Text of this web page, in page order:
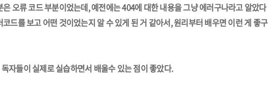
오류 코드 부분이었는데, 예전에는 404에 대한 내용을 그냥 에러구나라고 알았다
드를 보고 어떤 것이었는지 알 수 있게 된 거 같아서, 원리부터 배우면 이런 게 좋구
자들이 실제로 실습하면서 배울수 있는 점이 좋았다.